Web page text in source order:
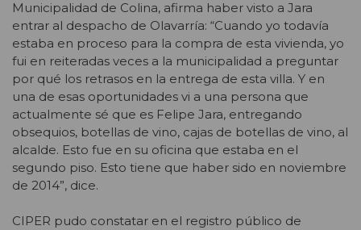
Municipalidad de Colina, afirma haber visto a Jara
entrar al despacho de Olavarría: “Cuando yo todavía
estaba en proceso para la compra de esta vivienda, yo
fui en reiteradas veces a la municipalidad a preguntar
por qué los retrasos en la entrega de esta villa. Y en
una de esas oportunidades vi a una persona que
actualmente sé que es Felipe Jara, entregando
obsequios, botellas de vino, cajas de botellas de vino, al
alcalde. Esto fue en su oficina que estaba en el
segundo piso. Esto tiene que haber sido en noviembre
de 2014”, dice.
CIPER pudo constatar en el registro público de